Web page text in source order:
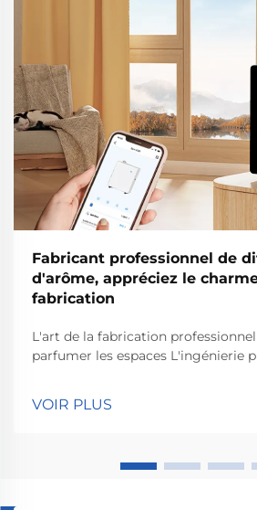
Fabricant professionnel de
d'arôme, appréciez le
fabrication
L'art de la fabrication
parfumer les espaces L'ingénierie
construit des systèmes de diffusion
VOIR PLUS